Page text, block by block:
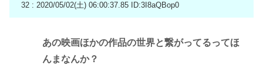
32 : 2020/05/02(土) 06:00:37.85 ID:3I8aQBop0
あの映画ほかの作品の世界と繋がってるってほ
んまなんか？